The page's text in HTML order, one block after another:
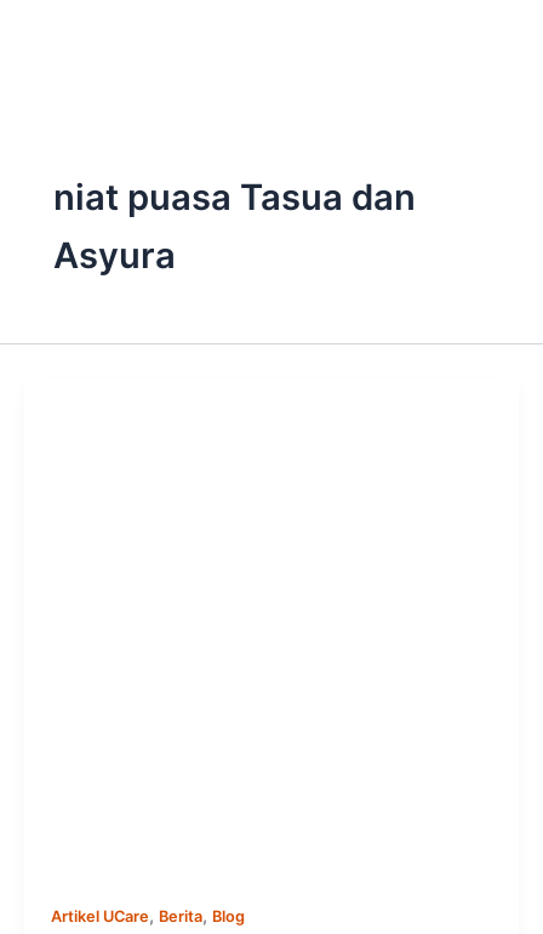
niat puasa Tasua dan
Asyura
Artikel UCare, Berita, Blog